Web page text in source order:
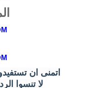
اتمنى ان
لا تنسوا